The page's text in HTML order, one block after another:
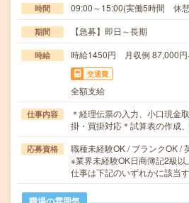
時間 09:00～15:00(実働5時間 休
期間 【急募】即日～長期
時給 時給1450円 月収例 87,000円
交通費
全額支給
仕事内容
＊経理伝票の入力、小口現金
掛・買掛対応＊試算表の作
応募資格
職種未経験OK / ブランクOK /
※業界未経験OK日商簿記2級
仕事は下記のいずれかに該当